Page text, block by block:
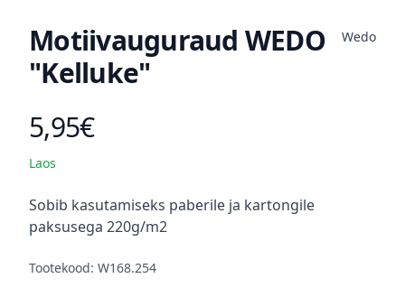
Motiivauguraud WEDO
"Kelluke"
Wedo
Toote hind
5,95€
Laos
Kirjeldus
Sobib kasutamiseks paberile ja kartongile
paksusega 220g/m2
Tootekood: W168.254